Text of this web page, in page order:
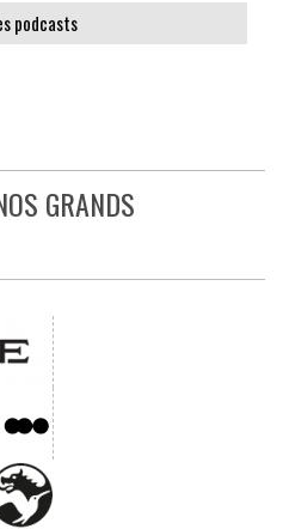
podcasts
GRANDS